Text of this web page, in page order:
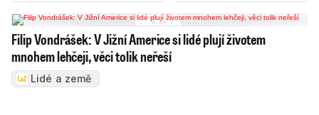
Filip Vondrášek: V Jižní Americe si lidé plují životem
mnohem lehčeji, věci tolik neřeší
Lidé a země